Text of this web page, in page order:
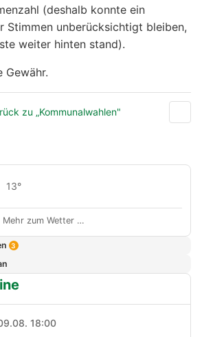
(deshalb konnte ein
Stimmen unberücksichtigt bleiben,
weiter hinten stand).
Gewähr.
zu „Kommunalwahlen"
13°
Mehr zum Wetter …
3
18:00